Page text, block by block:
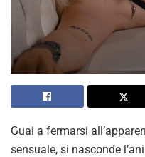
Guai a fermarsi
sensuale, si nasconde